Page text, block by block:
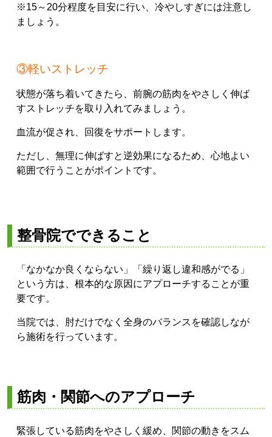
※15～20分程度を目安に行い、冷やしすぎには注意し
ましょう。
③軽いストレッチ
状態が落ち着いてきたら、前腕の筋肉をやさしく伸ば
すストレッチを取り入れてみましょう。
血流が促され、回復をサポートします。
ただし、無理に伸ばすと逆効果になるため、心地よい
範囲で行うことがポイントです。
整骨院でできること
「なかなか良くならない」「繰り返し違和感がでる」
という方は、根本的な原因にアプローチすることが重
要です。
当院では、肘だけでなく全身のバランスを確認しなが
ら施術を行っています。
筋肉・関節へのアプローチ
緊張している筋肉をやさしく緩め、関節の動きをスム